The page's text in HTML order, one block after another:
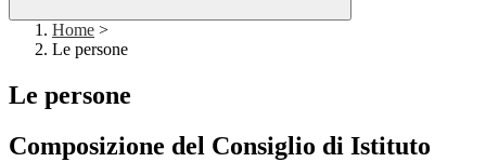
Home >
Le persone
Le persone
Composizione del Consiglio di Istituto